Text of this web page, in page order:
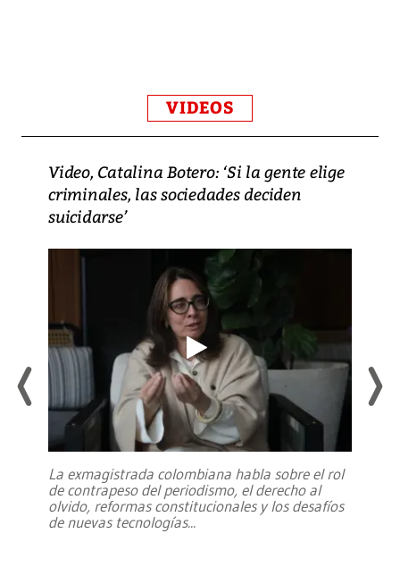
VIDEOS
Video, Catalina Botero: ‘Si la gente elige
criminales, las sociedades deciden
suicidarse’
La exmagistrada colombiana habla sobre el rol
de contrapeso del periodismo, el derecho al
olvido, reformas constitucionales y los desafíos
de nuevas tecnologías...